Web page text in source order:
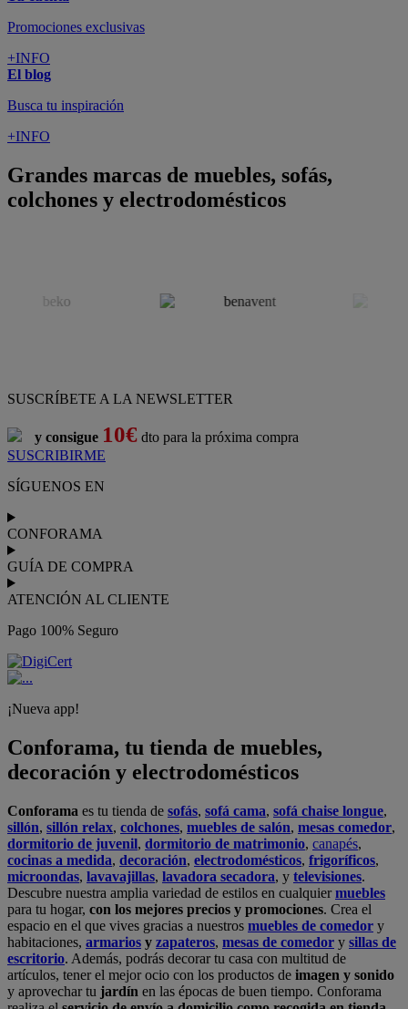
Promociones exclusivas
+INFO
El blog
Busca tu inspiración
+INFO
Grandes marcas de muebles, sofás,
colchones y electrodomésticos
SUSCRÍBETE A LA NEWSLETTER
y consigue 10€ dto para la próxima compra
SUSCRIBIRME
SÍGUENOS EN
CONFORAMA
GUÍA DE COMPRA
ATENCIÓN AL CLIENTE
Pago 100% Seguro
¡Nueva app!
Conforama, tu tienda de muebles,
decoración y electrodomésticos
Conforama es tu tienda de sofás, sofá cama, sofá chaise longue,
sillón, sillón relax, colchones, muebles de salón, mesas comedor,
dormitorio de juvenil, dormitorio de matrimonio, canapés,
cocinas a medida, decoración, electrodomésticos, frigoríficos,
microondas, lavavajillas, lavadora secadora, y televisiones.
Descubre nuestra amplia variedad de estilos en cualquiermuebles
para tu hogar, con los mejores precios y promociones. Crea el
espacio en el que vives gracias a nuestros muebles de comedor y
habitaciones, armarios y zapateros, mesas de comedor y sillas de
escritorio. Además, podrás decorar tu casa con multitud de
artículos, tener el mejor ocio con los productos de imagen y sonido
y aprovechar tu jardín en las épocas de buen tiempo. Conforama